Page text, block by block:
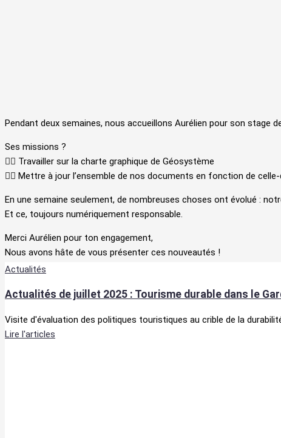
Pendant deux semaines, nous accueillons Aurélien pour son stage
Ses missions ?
👉🏼 Travailler sur la charte graphique de Géosystème
👉🏼 Mettre à jour l’ensemble de nos documents en fonction de celle-
En une semaine seulement, de nombreuses choses ont évolué :
Et ce, toujours numériquement responsable.
Merci Aurélien pour ton engagement,
Nous avons hâte de vous présenter ces nouveautés !
Actualités
Actualités de juillet 2025 : Tourisme durable dans le
Visite d'évaluation des politiques touristiques au crible de la
Lire l'articles